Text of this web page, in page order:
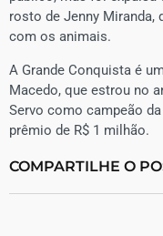
rosto de Jenny
com os animais.
A Grande Conquista é
Macedo, que estrou no
Servo como campeão
prêmio de R$ 1 milhão.
COMPARTILHE O